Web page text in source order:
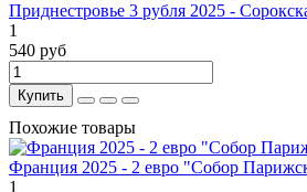
Приднестровье 3 рубля 2025 -
1
540 руб
Купить
Похожие товары
Франция 2025 - 2 евро "Собор
1